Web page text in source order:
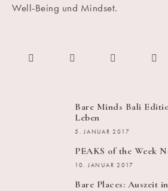
Well-Being und Mindset.
Bare Minds Bali
Leben
5. JANUAR 2017
PEAKS of the Week
10. JANUAR 2017
Bare Places: Auszeit